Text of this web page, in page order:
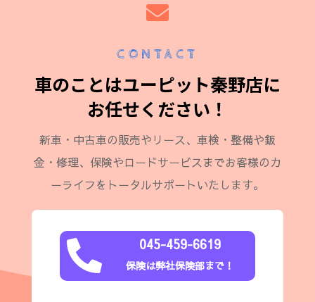

CONTACT
車のことはユーピット秦野店に
お任せください！
新車・中古車の販売やリース、車検・整備や鈑
金・修理、保険やロードサービスまでお客様のカ
ーライフをトータルサポートいたします。
 045-459-6619
保険は弊社保険部まで！